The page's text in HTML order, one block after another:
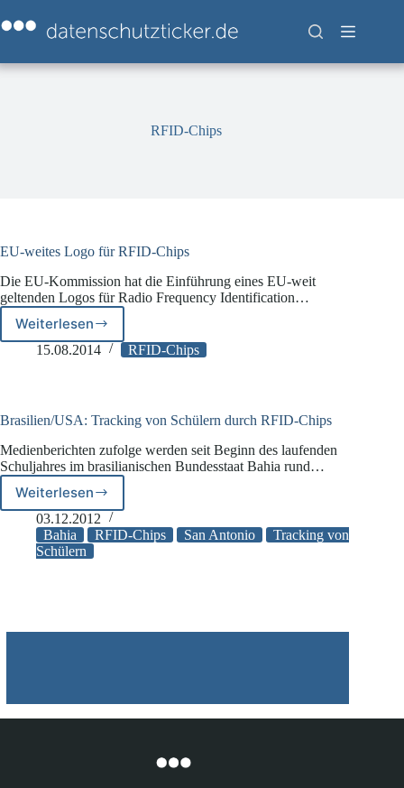
Inhalt
springen
RFID-Chips
EU-weites Logo für RFID-Chips
Die EU-Kommission hat die Einführung eines EU-weit
geltenden Logos für Radio Frequency Identification…
Weiterlesen
EU-
weites
Chips
15.08.2014 RFID-Chips
Brasilien/USA: Tracking von Schülern durch RFID-Chips
Medienberichten zufolge werden seit Beginn des laufenden
Schuljahres im brasilianischen Bundesstaat Bahia rund…
WeiterlesenBrasilien/USA:
Tracking
von
Schülern
03.12.2012
Bahia
RFID-Chips San Antonio
Tracking von
Schülern